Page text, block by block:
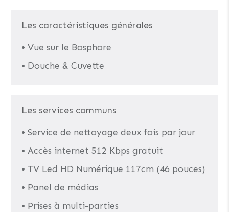
Les caractéristiques générales
• Vue sur le Bosphore
• Douche & Cuvette
Les services communs
• Service de nettoyage deux fois par jour
• Accès internet 512 Kbps gratuit
• TV Led HD Numérique 117cm (46 pouces)
• Panel de médias
• Prises à multi-parties